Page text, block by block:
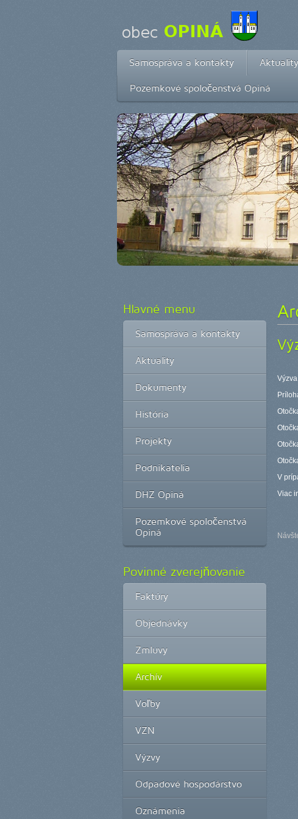
Samospráva a kontakty Aktuality
Pozemkové spoločenstvá Opiná
Hlavné menu
Samospráva a kontakty
Aktuality
Dokumenty
História
Projekty
Podnikatelia
DHZ Opiná
Pozemkové spoločenstvá
Opiná
Povinné zverejňovanie
Faktúry
Objednávky
Zmluvy
Archív
Voľby
VZN
Výzvy
Odpadové hospodárstvo
Oznámenia
V
Viac